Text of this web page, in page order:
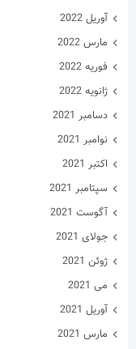
آوریل 2022
مارس 2022
فوریه 2022
ژانویه 2022
دسامبر 2021
نوامبر 2021
اکتبر 2021
سپتامبر 2021
آگوست 2021
جولای 2021
ژوئن 2021
می 2021
آوریل 2021
مارس 2021